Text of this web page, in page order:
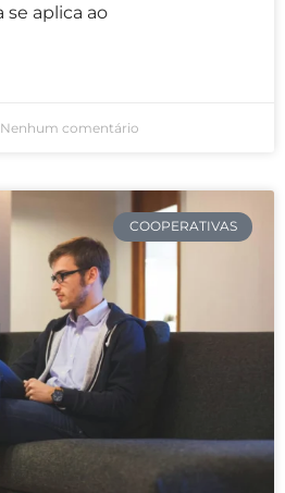
se aplica ao
Nenhum comentário
COOPERATIVAS